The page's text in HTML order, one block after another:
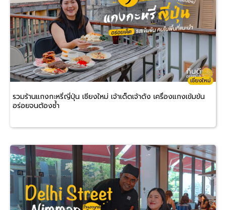
เชียงใหม่
รวมร้านแกงกะหรี่ญี่ปุ่น เชียงใหม่ เจ้าเด็ดเจ้าดัง เครื่องแกงเข้มข้น
อร่อยจนต้องซ้ำ